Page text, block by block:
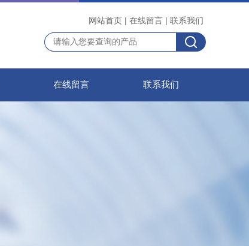
网站首页 | 在线留言 | 联系我们
在线留言 联系我们